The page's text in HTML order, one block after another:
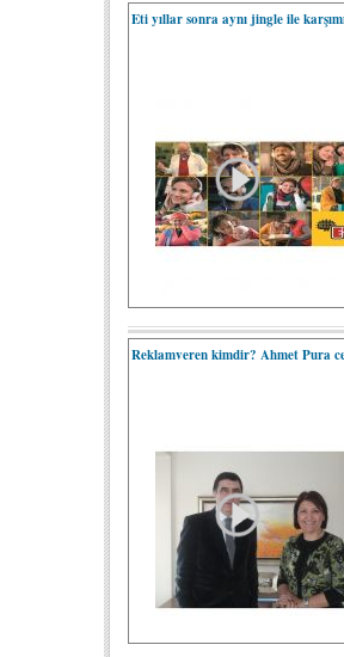
Eti yıllar sonra aynı jingle ile
Reklamveren kimdir? Ahmet Pura